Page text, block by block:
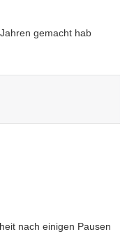
gemacht hab
nach einigen Pausen